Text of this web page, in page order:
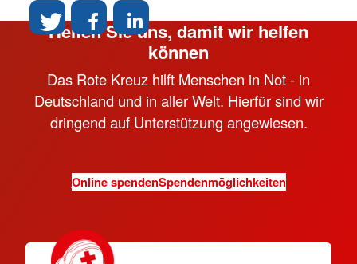
Helfen Sie uns, damit wir helfen
können
Das Rote Kreuz hilft Menschen in Not - in
Deutschland und in aller Welt. Hierfür sind wir
dringend auf Unterstützung angewiesen.
Online spendenSpendenmöglichkeiten